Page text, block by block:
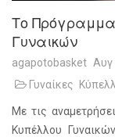
Το
Γυναικών
agapotobasket Αυγ
Γυναίκες
Με τις
Κυπέλλου